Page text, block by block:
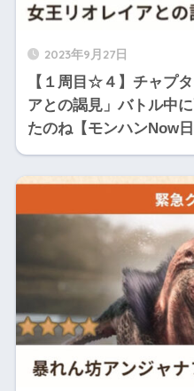
2023年9月27日
【１周目☆４】チャプ
アとの謁見」バトル中
たのね【モンハンNow日